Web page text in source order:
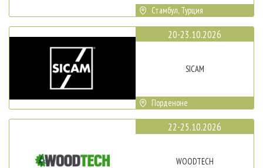
Стамбул, Турция
20-23.10.2026
SICAM
Порденоне
22-25.10.2026
WOODTECH